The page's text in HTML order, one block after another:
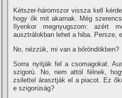
Kétszer-háromszor vissza kell
hogy ők mit akarnak. Még
Ilyenkor megnyugszom: azért
ausztrálokban lehet a hiba. Persze,
No, nézzük, mi van a bőröndökben?
Sorra nyitják fel a csomagokat.
szigorú. No, nem attól félnek,
zsilettel árasztják el a piacot. Ez
e szigorúság?